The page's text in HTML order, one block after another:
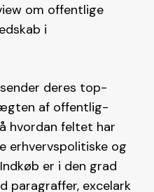
om offentlige
i
deres top-
af offentlig-
hvordan feltet har
erhvervspolitiske og
er i den grad
paragraffer, excelark